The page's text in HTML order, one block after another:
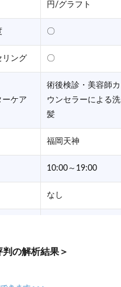
円/グラフト
〇
リング 〇
ーケア
術後検診・美容師カ
ウンセラーによる洗
髪
福岡天神
10:00～19:00
なし
判の解析結果＞